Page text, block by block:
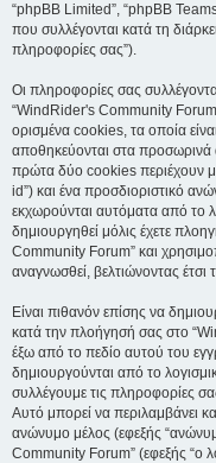
“phpBB Limited”, “phpBB
που συλλέγονται κατά τη
πληροφορίες σας”).
Οι πληροφορίες σας
“WindRider's Community
ορισμένα cookies, τα οποία
αποθηκεύονται στα
πρώτα δύο cookies περιέχουν
id”) και ένα προσδιοριστικό
εκχωρούνται αυτόματα από το
δημιουργηθεί μόλις έχετε
Community Forum” και
αναγνωσθεί, βελτιώνοντας έτσι
Είναι πιθανόν επίσης να
κατά την πλοήγησή σας στο
έξω από το πεδίο αυτού του
δημιουργούνται από το
συλλέγουμε τις πληροφορίες
Αυτό μπορεί να περιλαμβάνει
ανώνυμο μέλος (εφεξής
Community Forum” (εφεξής “ο